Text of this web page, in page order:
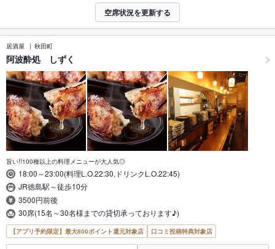
空席状況を更新する
居酒屋 秋田町
阿波酔処 しずく
旨い!!100種以上の料理メニューが大人気◎
18:00～23:00(料理L.O.22:30,ドリンクL.O.22:45)
JR徳島駅～徒歩10分
3500円前後
30席(15名～30名様までの貸切承っております♪)
【アプリ予約限定】最大800ポイント還元対象店 口コミ投稿特典対象店